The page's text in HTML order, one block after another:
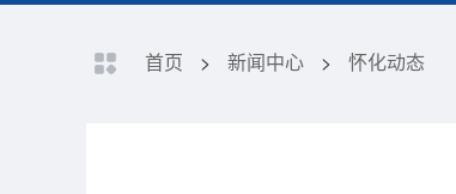
首页 > 新闻中心 > 怀化动态